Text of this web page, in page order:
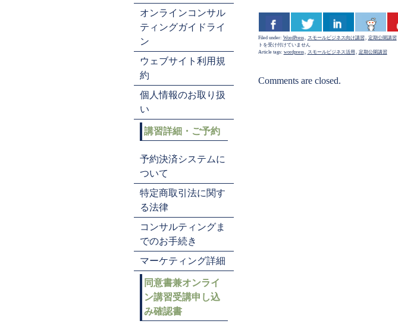
Filed under: WordPress, スモールビジネス向け講習, 定期公開講習
トを受け付けていません
Article tags: wordpress, スモールビジネス活用 , 定期公開講習
Comments are closed.
オンラインコンサル
ティングガイドライ
ン
ウェブサイト利用規
約
個人情報のお取り扱
い
講習詳細・ご予約
予約決済システムに
ついて
特定商取引法に関す
る法律
コンサルティングま
でのお手続き
マーケティング詳細
同意書兼オンライ
ン講習受講申し込
み確認書